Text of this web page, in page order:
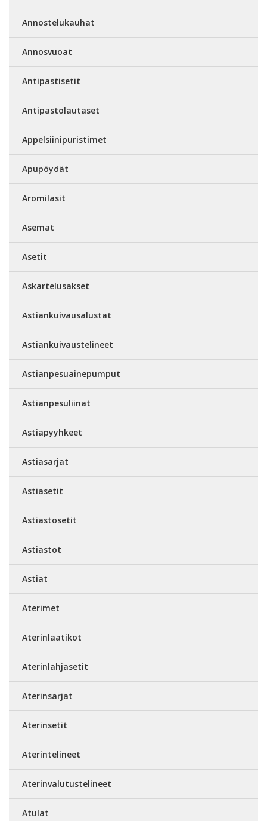
Annostelukauhat
Annosvuoat
Antipastisetit
Antipastolautaset
Appelsiinipuristimet
Apupöydät
Aromilasit
Asemat
Asetit
Askartelusakset
Astiankuivausalustat
Astiankuivaustelineet
Astianpesuainepumput
Astianpesuliinat
Astiapyyhkeet
Astiasarjat
Astiasetit
Astiastosetit
Astiastot
Astiat
Aterimet
Aterinlaatikot
Aterinlahjasetit
Aterinsarjat
Aterinsetit
Aterintelineet
Aterinvalutustelineet
Atulat